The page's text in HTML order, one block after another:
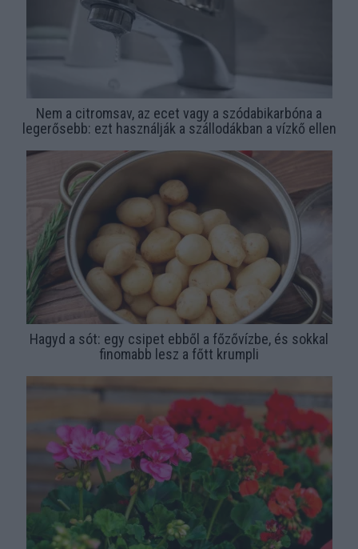
Nem a citromsav, az ecet vagy a szódabikarbóna a
legerősebb: ezt használják a szállodákban a vízkő ellen
Hagyd a sót: egy csipet ebből a főzővízbe, és sokkal
finomabb lesz a főtt krumpli